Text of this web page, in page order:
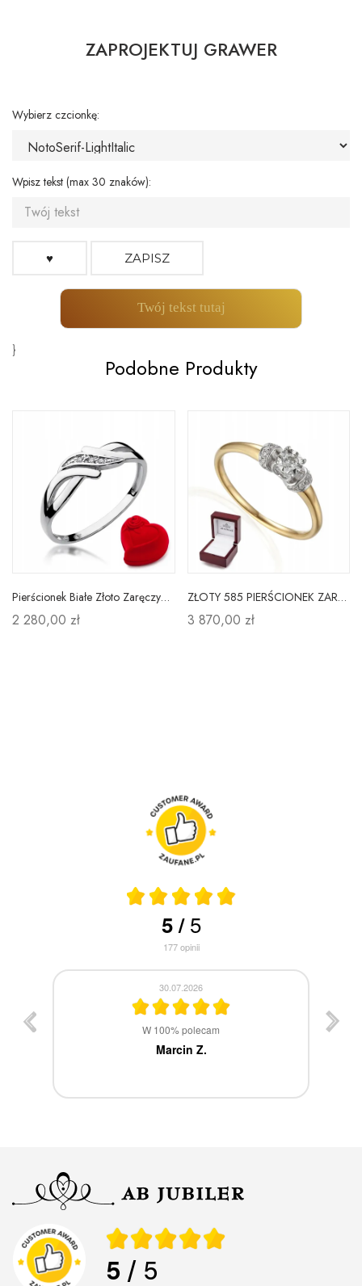
ZAPROJEKTUJ GRAWER
Wybierz czcionkę:
Wpisz tekst (max 30 znaków):
♥ ZAPISZ
Twój tekst tutaj
}
Podobne Produkty
Pierścionek Białe Złoto Zaręczynowy Brylant pr 585
2 280,00 zł
ZŁOTY 585 PIERŚCIONEK ZARĘCZYNOWY DIAMENTY
3 870,00 zł
5/5
177opinii
30.07.2026
W 100% polecam
Marcin Z.
5 / 5